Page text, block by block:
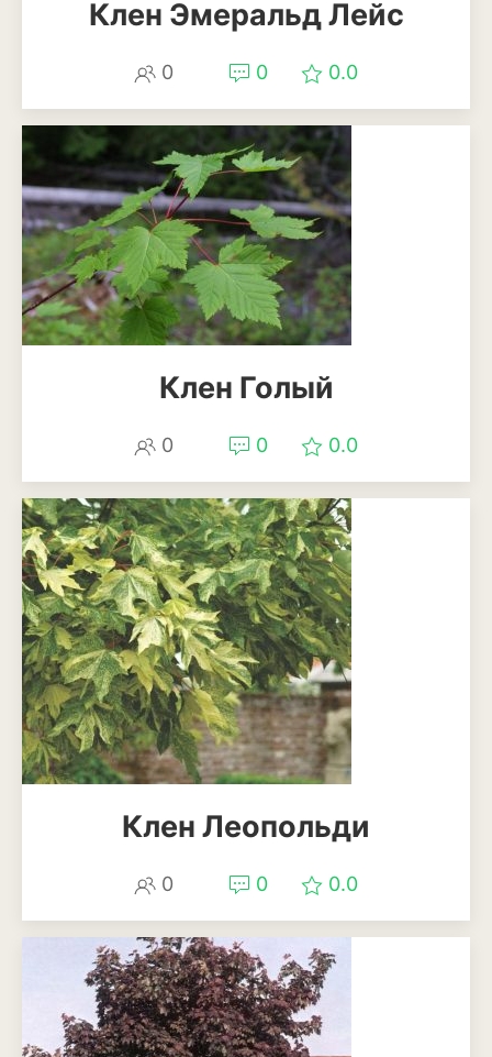
Мята
Петрушка
Розмарин
Рукола или индау
Тимьян или чабрец
Укроп
Шалфей или сальвия
Травы и злаки
Мискантус
Молиния
Овсяница
Осока
Пеннисетум или
перистощетинник
Ягоды
Клен Эмеральд Лейс
0 0 0.0
Клен Голый
0 0 0.0
Клен Леопольди
0 0 0.0